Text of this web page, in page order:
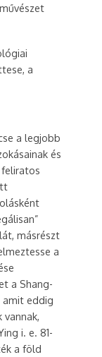
a
a legjobb
és
feliratos
másrészt
a
a Shang-
amit eddig
i. e. 81-
a föld